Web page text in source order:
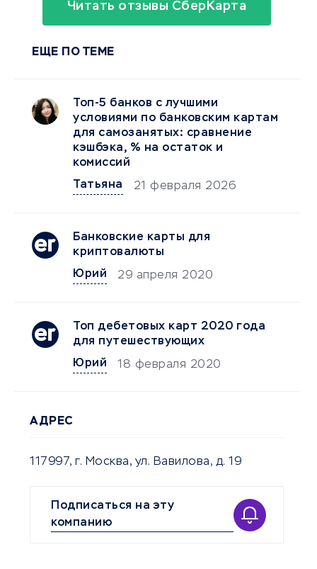
Читать отзывы СберКарта
ЕЩЕ ПО ТЕМЕ
Топ-5 банков с лучшими
условиями по банковским картам
для самозанятых: сравнение
кэшбэка, % на остаток и
комиссий
Татьяна
21 февраля 2026
Банковские карты для
криптовалюты
Юрий
29 апреля 2020
Топ дебетовых карт 2020 года
для путешествующих
Юрий
18 февраля 2020
АДРЕС
117997, г. Москва, ул. Вавилова, д. 19
Подписаться на эту
компанию